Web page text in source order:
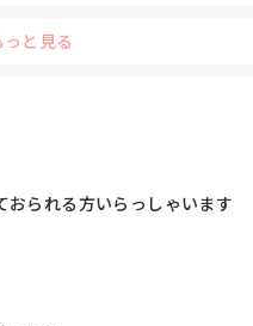
たようです。
😓
と見る
おられる方いらっしゃいます
ば教えていただきたいです！